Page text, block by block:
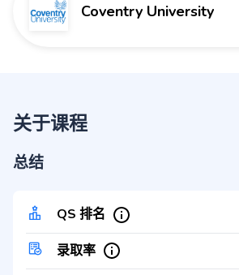
Coventry University
关于课程
总结
QS 排名
录取率